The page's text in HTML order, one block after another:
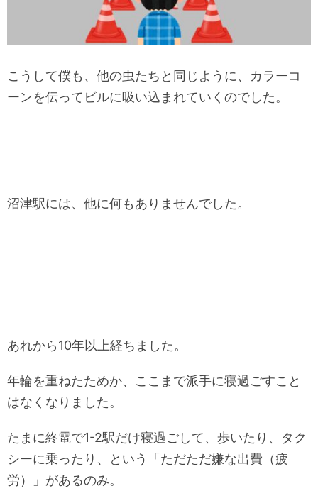
こうして僕も、他の虫たちと同じように、カラーコ
ーンを伝ってビルに吸い込まれていくのでした。
沼津駅には、他に何もありませんでした。
あれから10年以上経ちました。
年輪を重ねたためか、ここまで派手に寝過ごすこと
はなくなりました。
たまに終電で1-2駅だけ寝過ごして、歩いたり、タク
シーに乗ったり、という「ただただ嫌な出費（疲
労）」があるのみ。